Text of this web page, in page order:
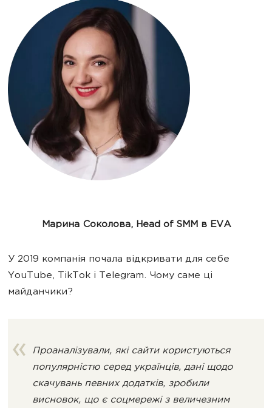
Марина Соколова, Head of SMM в EVA
У 2019 компанія почала відкривати для себе
YouTube, TikTok i Telegram. Чому саме цi
майданчики?
Проаналізували, які сайти користуються
популярністю серед українців, дані щодо
скачувань певних додатків, зробили
висновок, що є соцмережі з величезним